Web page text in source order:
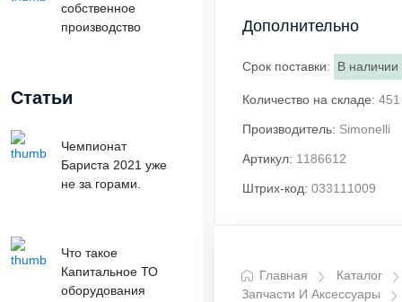
собственное
производство
Статьи
Чемпионат
Бариста 2021 уже
не за горами.
Что такое
Капитальное ТО
оборудования
Дополнительно
Срок поставки: В наличии
Количество на складе:
Производитель: Simonelli
Артикул: 1186612
Штрих-код: 033111009
Главная
Каталог
Запчасти И Аксессуары